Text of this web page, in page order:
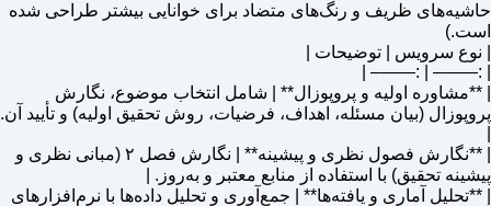
حاشیه‌های ظریف و رنگ‌های متضاد برای خوانایی بیشتر طراحی شده
است.)
| نوع سرویس | توضیحات |
| :——– | :——– |
| **مشاوره اولیه و پروپوزال** | شامل انتخاب موضوع، نگارش
پروپوزال (بیان مسئله، اهداف، فرضیات، روش تحقیق اولیه) و تأیید آن.
| **نگارش فصول نظری و پیشینه** | نگارش فصل ۲ (مبانی نظری و
پیشینه تحقیق) با استفاده از منابع معتبر و به‌روز. |
| **تحلیل آماری و یافته‌ها** | جمع‌آوری و تحلیل داده‌ها با نرم‌افزارهای